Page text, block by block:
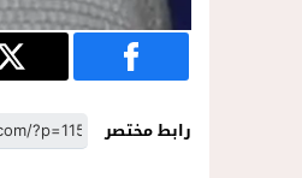
رابط مختصر